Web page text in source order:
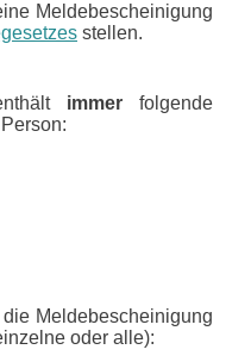
Meldebescheinigung
stellen.
immer folgende
Meldebescheinigung
oder alle):